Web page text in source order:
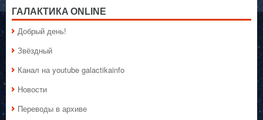
ГАЛАКТИКA ONLINE
Добрый день!
Звёздный
Канал на youtube galactikainfo
Новости
Переводы в архиве